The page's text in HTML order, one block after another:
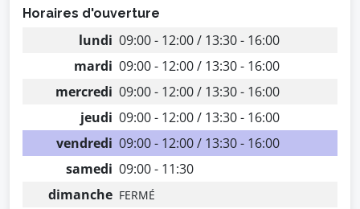
Horaires d'ouverture
lundi 09:00 - 12:00 / 13:30 - 16:00
mardi 09:00 - 12:00 / 13:30 - 16:00
mercredi 09:00 - 12:00 / 13:30 - 16:00
jeudi 09:00 - 12:00 / 13:30 - 16:00
vendredi 09:00 - 12:00 / 13:30 - 16:00
samedi 09:00 - 11:30
dimanche FERMÉ